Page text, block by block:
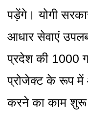
पड़ेंगे। योगी
आधार सेवाएं
प्रदेश की 1000
प्रोजेक्ट के रूप में
करने का काम शुरू